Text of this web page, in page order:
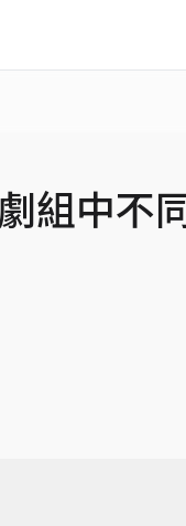
組中不